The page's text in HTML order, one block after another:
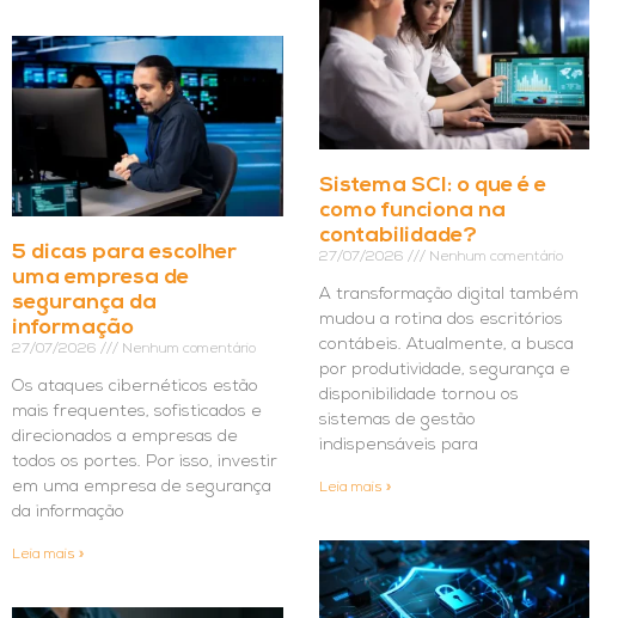
5 dicas para escolher
uma empresa de
segurança da
informação
27/07/2026 Nenhum comentário
Os ataques cibernéticos estão
mais frequentes, sofisticados e
direcionados a empresas de
todos os portes. Por isso, investir
em uma empresa de segurança
da informação
Leia mais »
Sistema SCI: o que é e
como funciona na
contabilidade?
27/07/2026 Nenhum comentário
A transformação digital também
mudou a rotina dos escritórios
contábeis. Atualmente, a busca
por produtividade, segurança e
disponibilidade tornou os
sistemas de gestão
indispensáveis para
Leia mais »